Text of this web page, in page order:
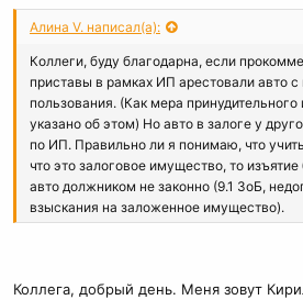
Алина V. написал(а):
Коллеги, буду благодарна, если
приставы в рамках ИП арестовали авто с
пользования. (Как мера принудительного
указано об этом) Но авто в залоге у
по ИП. Правильно ли я понимаю, что
что это залоговое имущество, то
авто должником не законно (9.1 ЗоБ,
взыскания на заложенное имущество).
А изъятие это как часть обращения
пристава перевести авто на
Коллега, добрый день. Меня зовут